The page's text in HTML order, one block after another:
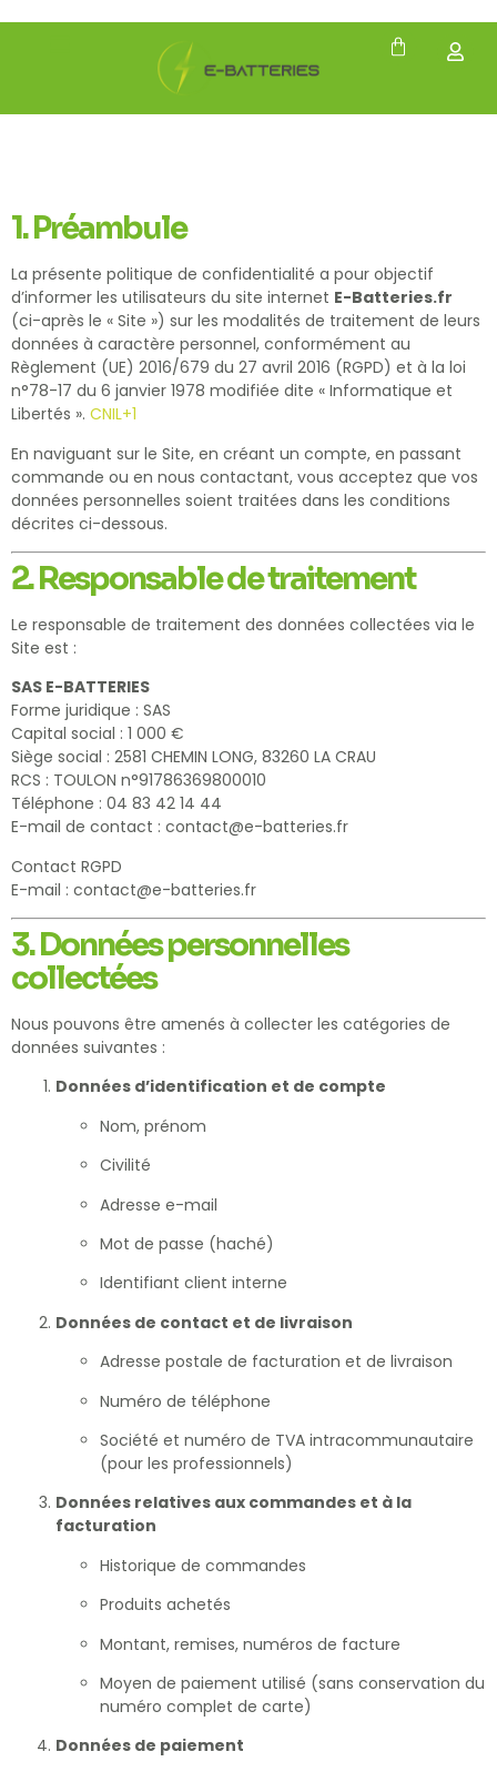
1. Préambule
La présente politique de confidentialité a pour objectif
d’informer les utilisateurs du site internet E-Batteries.fr
(ci-après le « Site ») sur les modalités de traitement de leurs
données à caractère personnel, conformément au
Règlement (UE) 2016/679 du 27 avril 2016 (RGPD) et à la loi
n°78-17 du 6 janvier 1978 modifiée dite « Informatique et
Libertés ». CNIL+1
En naviguant sur le Site, en créant un compte, en passant
commande ou en nous contactant, vous acceptez que vos
données personnelles soient traitées dans les conditions
décrites ci-dessous.
2. Responsable de traitement
Le responsable de traitement des données collectées via le
Site est :
SAS E-BATTERIES
Forme juridique : SAS
Capital social : 1 000 €
Siège social : 2581 CHEMIN LONG, 83260 LA CRAU
RCS : TOULON n°91786369800010
Téléphone : 04 83 42 14 44
E-mail de contact : contact@e-batteries.fr
Contact RGPD
E-mail : contact@e-batteries.fr
3. Données personnelles
collectées
Nous pouvons être amenés à collecter les catégories de
données suivantes :
Données d’identification et de compte
Nom, prénom
Civilité
Adresse e-mail
Mot de passe (haché)
Identifiant client interne
Données de contact et de livraison
Adresse postale de facturation et de livraison
Numéro de téléphone
Société et numéro de TVA intracommunautaire
(pour les professionnels)
Données relatives aux commandes et à la
facturation
Historique de commandes
Produits achetés
Montant, remises, numéros de facture
Moyen de paiement utilisé (sans conservation du
numéro complet de carte)
Données de paiement